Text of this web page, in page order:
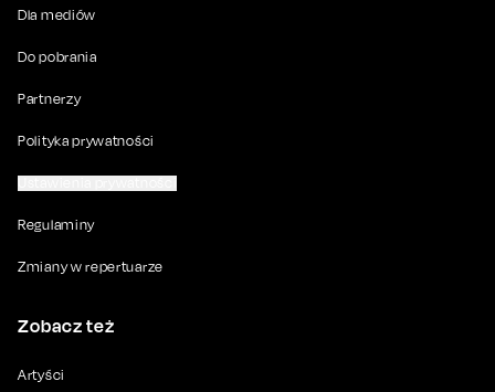
Dla mediów
Do pobrania
Partnerzy
Polityka prywatności
Regulaminy
Zmiany w repertuarze
Zobacz też
Artyści